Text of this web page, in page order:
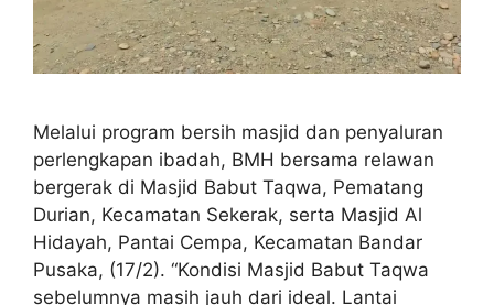
Melalui program bersih masjid dan penyaluran
perlengkapan ibadah, BMH bersama relawan
bergerak di Masjid Babut Taqwa, Pematang
Durian, Kecamatan Sekerak, serta Masjid Al
Hidayah, Pantai Cempa, Kecamatan Bandar
Pusaka, (17/2). “Kondisi Masjid Babut Taqwa
sebelumnya masih jauh dari ideal. Lantai